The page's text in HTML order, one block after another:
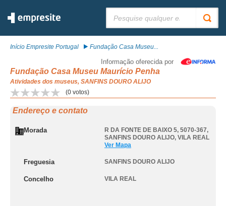
Início Empresite Portugal Fundação Casa Museu...
Informação oferecida por
Fundação Casa Museu Maurício Penha
Atividades dos museus, SANFINS DOURO ALIJO
(0 votos)
Endereço e contato
Morada R DA FONTE DE BAIXO 5, 5070-367,
SANFINS DOURO ALIJO, VILA REAL
Ver Mapa
Freguesia SANFINS DOURO ALIJO
Concelho VILA REAL